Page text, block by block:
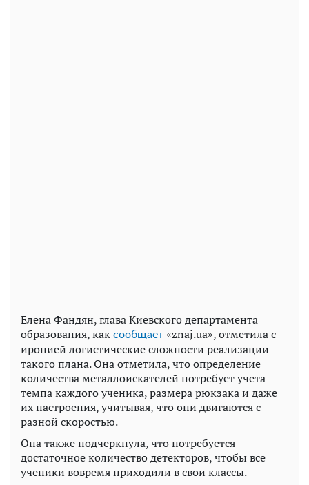
Елена Фандян, глава Киевского департамента
образования, как сообщает «znaj.ua», отметила с
иронией логистические сложности реализации
такого плана. Она отметила, что определение
количества металлоискателей потребует учета
темпа каждого ученика, размера рюкзака и даже
их настроения, учитывая, что они двигаются с
разной скоростью.
Она также подчеркнула, что потребуется
достаточное количество детекторов, чтобы все
ученики вовремя приходили в свои классы.